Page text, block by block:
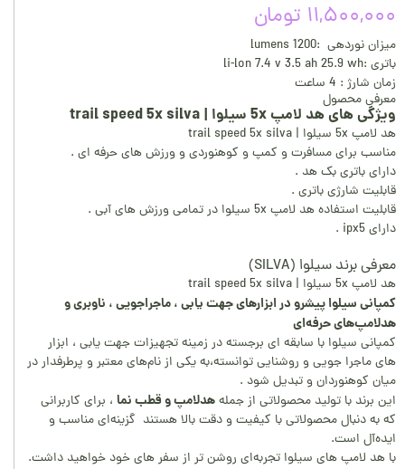
۱۱,۵۰۰,۰۰۰ تومان
میزان نوردهی :1200 lumens
باتری :li-lon 7.4 v 3.5 ah 25.9 wh
زمان شارژ : 4 ساعت
معرفی محصول
ویژگی های هد لامپ 5x سیلوا | trail speed 5x silva
هد لامپ 5x سیلوا | trail speed 5x silva
مناسب برای مسافرت و کمپ و کوهنوردی و ورزش های حرفه ای .
دارای باتری بک هد .
قابلیت شارژی باتری .
قابلیت استفاده هد لامپ 5x سیلوا در تمامی ورزش های آبی .
دارای ipx5 .
معرفی برند سیلوا (SILVA)
هد لامپ 5x سیلوا | trail speed 5x silva
کمپانی سیلوا پیشرو در ابزارهای جهت یابی ، ماجراجویی ، ناوبری و
هدلامپ‌های حرفه‌ای
کمپانی سیلوا با سابقه‌ ای برجسته در زمینه تجهیزات جهت‌ یابی ، ابزار
های ماجرا جویی و روشنایی توانسته،به یکی از نام‌های معتبر و پرطرفدار در
میان کوهنوردان و تبدیل شود .
این برند با تولید محصولاتی از جملههدلامپ و قطب نما ، برای کاربرانی
که به دنبال محصولاتی با کیفیت و دقت بالا هستند گزینه‌ای مناسب و
ایده‌آل است.
با هد لامپ های سیلوا تجربه‌ای روشن تر از سفر های خود خواهید داشت.